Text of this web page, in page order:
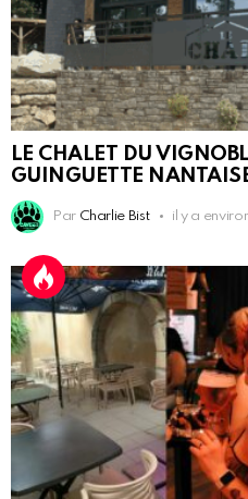
LE CHALET DU
GUINGUETTE
Par Charlie Bist il y a